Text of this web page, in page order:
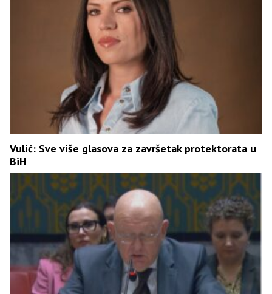
Vulić: Sve više glasova za završetak protektorata u
BiH